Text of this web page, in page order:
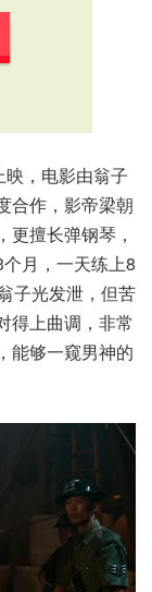
，电影由翁子
合作，影帝梁朝
擅长弹钢琴，
月，一天练上8
子光发泄，但苦
得上曲调，非常
能够一窥男神的